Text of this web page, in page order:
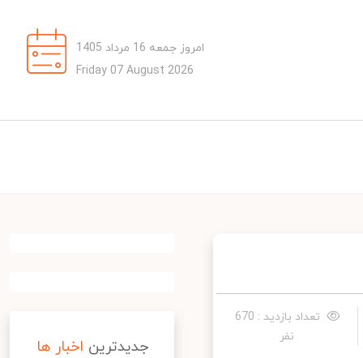
امروز جمعه 16 مرداد 1405
Friday 07 August 2026
تعداد بازدید : 670
نفر
جدیدترین اخبار ها